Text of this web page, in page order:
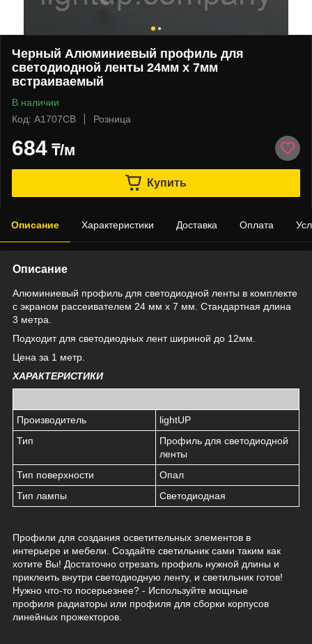
Черный Алюминиевый профиль для
светодиодной ленты 24мм х 7мм
встраиваемый
В наличии
Код: А1707СВ
Розница
684 ₸/м
Купить
Описание Характеристики Доставка Оплата
Описание
Алюминиевый профиль для светодиодной ленты в комплекте
с экраном рассеивателем 24 мм x 7 мм. Стандартная длина
3 метра.
Подходит для светодиодных лент шириной до 12мм.
Цена за 1 метр.
ХАРАКТЕРИСТИКИ
Производитель
lightUP
Тип
Профиль для светодиодной
ленты
Тип поверхности
Опал
Тип лампы
Светодиодная
Профили для создания осветительных элементов в
интерьере и мебели. Создайте светильник сами таким как
хотите Вы! Достаточно отрезать профиль нужной длины и
приклеить внутри светодиодную ленту, и светильник готов!
Нужно что-то посерьезнее? - Используйте мощные
профиля радиаторы или профиля для сборки корпусов
линейных прожекторов.